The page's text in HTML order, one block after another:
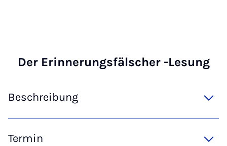
Der Er­in­ne­rungs­fäl­scher -Le­sung
Beschreibung
Termin